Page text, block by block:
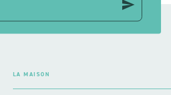
send
LA MAISON